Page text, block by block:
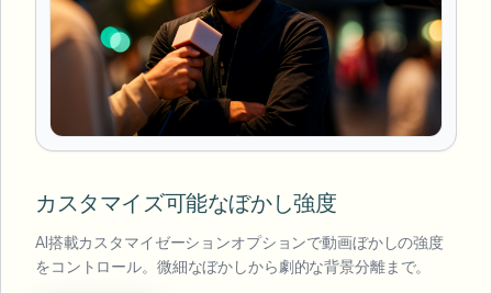
カスタマイズ可能なぼかし強度
AI搭載カスタマイゼーションオプションで動画ぼかしの強度
をコントロール。微細なぼかしから劇的な背景分離まで。